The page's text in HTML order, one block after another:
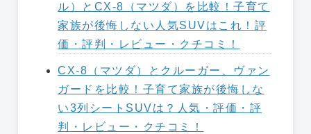
ル）とCX-8（マツダ）を比較！子育て
家族が後悔しない人気SUVはこれ！評
価・評判・レビュー・クチコミ！
CX-8（マツダ）とクルーガー、ヴァン
ガードを比較！子育て家族が後悔しな
い3列シートSUVは？人気・評価・評
判・レビュー・クチコミ！